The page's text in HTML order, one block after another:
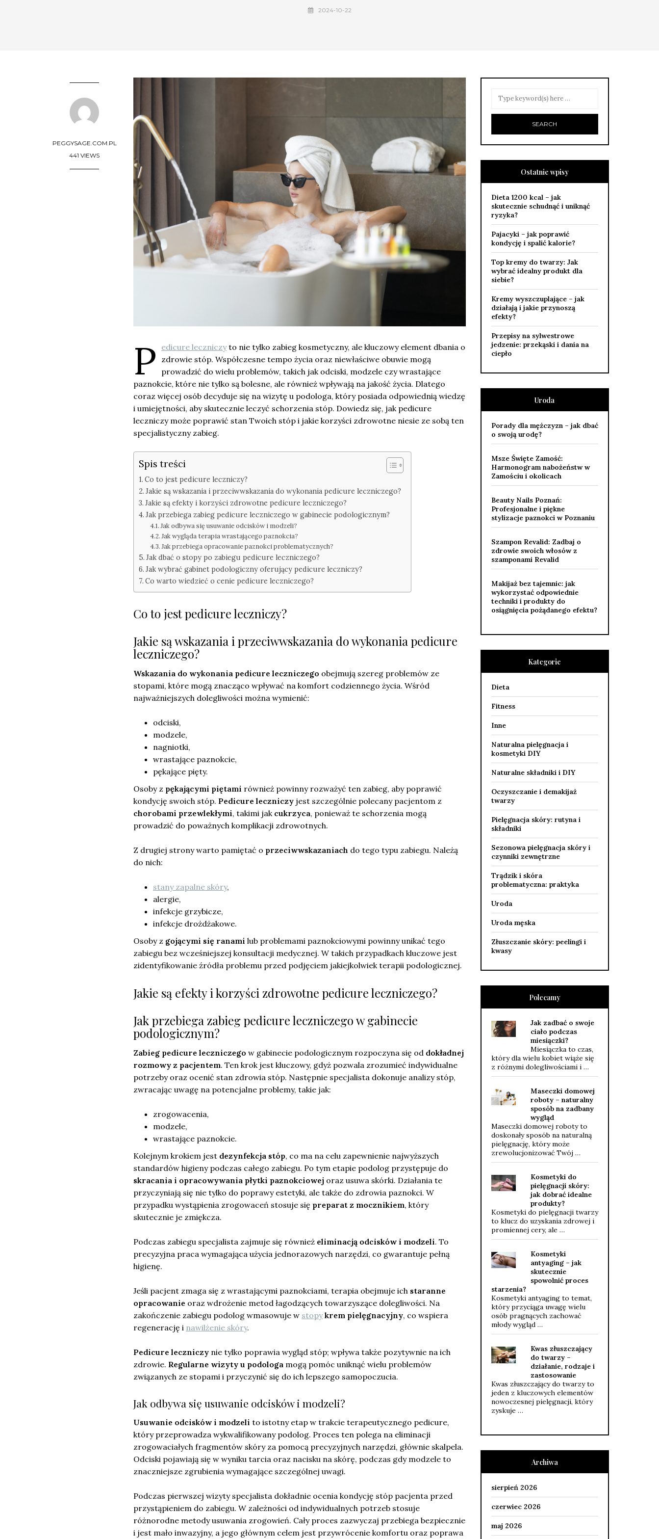
2024-10-22
PEGGYSAGE.COM.PL
441 VIEWS
P edicure leczniczyto nie tylko zabieg kosmetyczny, ale kluczowy element dbania o
zdrowie stóp. Współczesne tempo życia oraz niewłaściwe obuwie mogą
prowadzić do wielu problemów, takich jak odciski, modzele czy wrastające
paznokcie, które nie tylko są bolesne, ale również wpływają na jakość życia. Dlatego
coraz więcej osób decyduje się na wizytę u podologa, który posiada odpowiednią wiedzę
i umiejętności, aby skutecznie leczyć schorzenia stóp. Dowiedz się, jak pedicure
leczniczy może poprawić stan Twoich stóp i jakie korzyści zdrowotne niesie ze sobą ten
specjalistyczny zabieg.
Spis treści
Co to jest pedicure leczniczy?
Jakie są wskazania i przeciwwskazania do wykonania pedicure leczniczego?
Jakie są efekty i korzyści zdrowotne pedicure leczniczego?
Jak przebiega zabieg pedicure leczniczego w gabinecie podologicznym?
Jak odbywa się usuwanie odcisków i modzeli?
Jak wygląda terapia wrastającego paznokcia?
Jak przebiega opracowanie paznokci problematycznych?
Jak dbać o stopy po zabiegu pedicure leczniczego?
Jak wybrać gabinet podologiczny oferujący pedicure leczniczy?
Co warto wiedzieć o cenie pedicure leczniczego?
Co to jest pedicure leczniczy?
Jakie są wskazania i przeciwwskazania do wykonania pedicure
leczniczego?
Wskazania do wykonania pedicure leczniczego obejmują szereg problemów ze
stopami, które mogą znacząco wpływać na komfort codziennego życia. Wśród
najważniejszych dolegliwości można wymienić:
odciski,
modzele,
nagniotki,
wrastające paznokcie,
pękające pięty.
Osoby z pękającymi piętami również powinny rozważyć ten zabieg, aby poprawić
kondycję swoich stóp. Pedicure leczniczy jest szczególnie polecany pacjentom z
chorobami przewlekłymi, takimi jak cukrzyca, ponieważ te schorzenia mogą
prowadzić do poważnych komplikacji zdrowotnych.
Z drugiej strony warto pamiętać o przeciwwskazaniach do tego typu zabiegu. Należą
do nich:
stany zapalne skóry,
alergie,
infekcje grzybicze,
infekcje drożdżakowe.
Osoby z gojącymi się ranami lub problemami paznokciowymi powinny unikać tego
zabiegu bez wcześniejszej konsultacji medycznej. W takich przypadkach kluczowe jest
zidentyfikowanie źródła problemu przed podjęciem jakiejkolwiek terapii podologicznej.
Jakie są efekty i korzyści zdrowotne pedicure leczniczego?
Jak przebiega zabieg pedicure leczniczego w gabinecie
podologicznym?
Zabieg pedicure leczniczego w gabinecie podologicznym rozpoczyna się od dokładnej
rozmowy z pacjentem. Ten krok jest kluczowy, gdyż pozwala zrozumieć indywidualne
potrzeby oraz ocenić stan zdrowia stóp. Następnie specjalista dokonuje analizy stóp,
zwracając uwagę na potencjalne problemy, takie jak:
zrogowacenia,
modzele,
wrastające paznokcie.
Kolejnym krokiem jest dezynfekcja stóp, co ma na celu zapewnienie najwyższych
standardów higieny podczas całego zabiegu. Po tym etapie podolog przystępuje do
skracania i opracowywania płytki paznokciowej oraz usuwa skórki. Działania te
przyczyniają się nie tylko do poprawy estetyki, ale także do zdrowia paznokci. W
przypadku wystąpienia zrogowaceń stosuje się preparat z mocznikiem, który
skutecznie je zmiękcza.
Podczas zabiegu specjalista zajmuje się również eliminacją odcisków i modzeli. To
precyzyjna praca wymagająca użycia jednorazowych narzędzi, co gwarantuje pełną
higienę.
Jeśli pacjent zmaga się z wrastającymi paznokciami, terapia obejmuje ich staranne
opracowanie oraz wdrożenie metod łagodzących towarzyszące dolegliwości. Na
zakończenie zabiegu podolog wmasowuje w stopy krem pielęgnacyjny, co wspiera
regenerację i nawilżenie skóry.
Pedicure leczniczy nie tylko poprawia wygląd stóp; wpływa także pozytywnie na ich
zdrowie. Regularne wizyty u podologa mogą pomóc uniknąć wielu problemów
związanych ze stopami i przyczynić się do ich lepszego samopoczucia.
Jak odbywa się usuwanie odcisków i modzeli?
Usuwanie odcisków i modzeli to istotny etap w trakcie terapeutycznego pedicure,
który przeprowadza wykwalifikowany podolog. Proces ten polega na eliminacji
zrogowaciałych fragmentów skóry za pomocą precyzyjnych narzędzi, głównie skalpela.
Odciski pojawiają się w wyniku tarcia oraz nacisku na skórę, podczas gdy modzele to
znaczniejsze zgrubienia wymagające szczególnej uwagi.
Podczas pierwszej wizyty specjalista dokładnie ocenia kondycję stóp pacjenta przed
przystąpieniem do zabiegu. W zależności od indywidualnych potrzeb stosuje
różnorodne metody usuwania zrogowień. Cały proces zazwyczaj przebiega bezpiecznie
i jest mało inwazyjny, a jego głównym celem jest przywrócenie komfortu oraz poprawa
Ostatnie wpisy
Dieta 1200 kcal – jak
skutecznie schudnąć i uniknąć
ryzyka?
Pajacyki – jak poprawić
kondycję i spalić kalorie?
Top kremy do twarzy: Jak
wybrać idealny produkt dla
siebie?
Kremy wyszczuplające – jak
działają i jakie przynoszą
efekty?
Przepisy na sylwestrowe
jedzenie: przekąski i dania na
ciepło
Uroda
Porady dla mężczyzn – jak dbać
o swoją urodę?
Msze Święte Zamość:
Harmonogram nabożeństw w
Zamościu i okolicach
Beauty Nails Poznań:
Profesjonalne i piękne
stylizacje paznokci w Poznaniu
Szampon Revalid: Zadbaj o
zdrowie swoich włosów z
szamponami Revalid
Makijaż bez tajemnic: jak
wykorzystać odpowiednie
techniki i produkty do
osiągnięcia pożądanego efektu?
Kategorie
Dieta
Fitness
Inne
Naturalna pielęgnacja i
kosmetyki DIY
Naturalne składniki i DIY
Oczyszczanie i demakijaż
twarzy
Pielęgnacja skóry: rutyna i
składniki
Sezonowa pielęgnacja skóry i
czynniki zewnętrzne
Trądzik i skóra
problematyczna: praktyka
Uroda
Uroda męska
Złuszczanie skóry: peelingi i
kwasy
Polecamy
Jak zadbać o swoje
ciało podczas
miesiączki?
Miesiączka to czas,
który dla wielu kobiet wiąże się
z różnymi dolegliwościami i …
Maseczki domowej
roboty – naturalny
sposób na zadbany
wygląd
Maseczki domowej roboty to
doskonały sposób na naturalną
pielęgnację, który może
zrewolucjonizować Twój …
Kosmetyki do
pielęgnacji skóry:
jak dobrać idealne
produkty?
Kosmetyki do pielęgnacji twarzy
to klucz do uzyskania zdrowej i
promiennej cery, ale …
Kosmetyki
antyaging – jak
skutecznie
spowolnić proces
starzenia?
Kosmetyki antyaging to temat,
który przyciąga uwagę wielu
osób pragnących zachować
młody wygląd …
Kwas złuszczający
do twarzy –
działanie, rodzaje i
zastosowanie
Kwas złuszczający do twarzy to
jeden z kluczowych elementów
nowoczesnej pielęgnacji, który
zyskuje …
Archiwa
sierpień 2026
czerwiec 2026
maj 2026